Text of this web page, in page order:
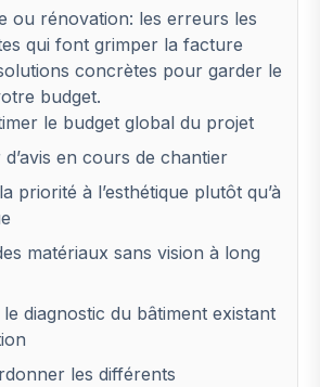
ou rénovation: les erreurs les
qui font grimper la facture
concrètes pour garder le
budget.
le budget global du projet
d’avis en cours de chantier
priorité à l’esthétique plutôt qu’à
matériaux sans vision à long
diagnostic du bâtiment existant
les différents